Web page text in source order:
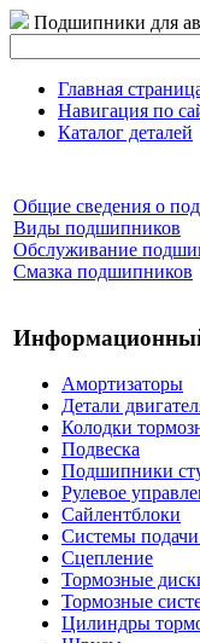
Подшипники для
Главная
Навигация по
Каталог деталей
Общие сведения о
Виды подшипников
Обслуживание
Смазка подшипников
Амортизаторы
Детали
Колодки
Подвеска
Подшипники
Рулевое
Сайлентблоки
Системы
Сцепление
Тормозные
Тормозные
Цилиндры